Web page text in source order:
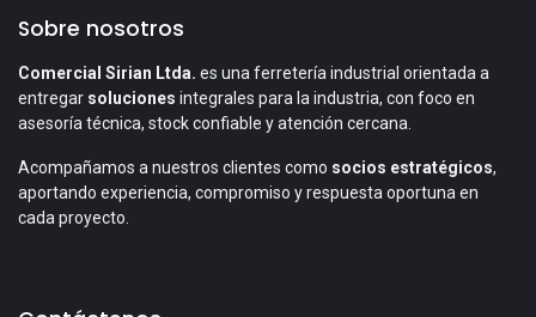
Sobre nosotros
Comercial Sirian Ltda. es una ferretería industrial orientada a
entregar soluciones integrales para la industria, con foco en
asesoría técnica, stock confiable y atención cercana.
Acompañamos a nuestros clientes como socios estratégicos,
aportando experiencia, compromiso y respuesta oportuna en
cada proyecto.